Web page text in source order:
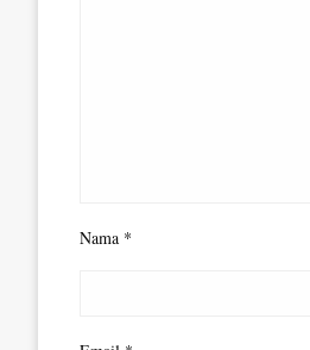
Nama *